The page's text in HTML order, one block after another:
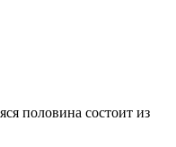
половина состоит из